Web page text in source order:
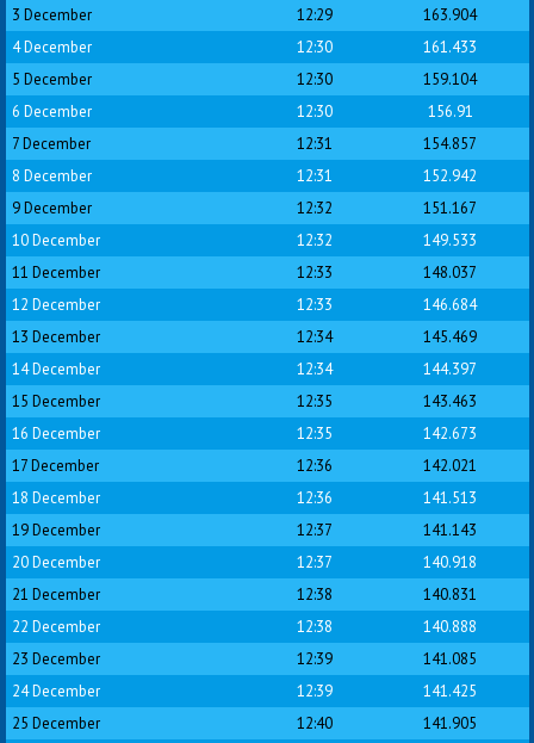
3 December
12:29
163.904
4 December
12:30
161.433
5 December
12:30
159.104
6 December
12:30
156.91
7 December
12:31
154.857
8 December
12:31
152.942
9 December
12:32
151.167
10 December
12:32
149.533
11 December
12:33
148.037
12 December
12:33
146.684
13 December
12:34
145.469
14 December
12:34
144.397
15 December
12:35
143.463
16 December
12:35
142.673
17 December
12:36
142.021
18 December
12:36
141.513
19 December
12:37
141.143
20 December
12:37
140.918
21 December
12:38
140.831
22 December
12:38
140.888
23 December
12:39
141.085
24 December
12:39
141.425
25 December
12:40
141.905